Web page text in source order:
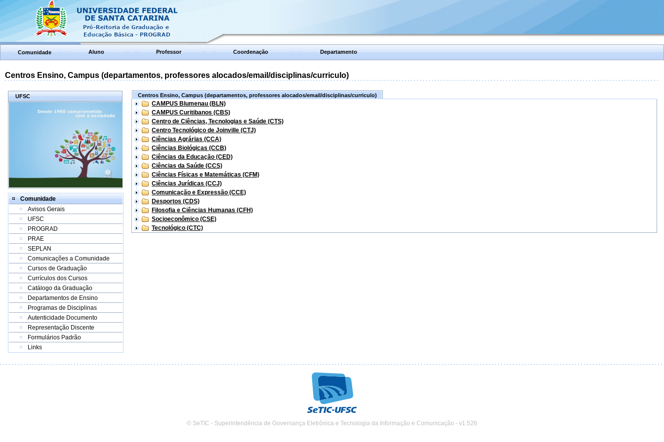
Comunidade Aluno Professor Coordenação Departamento
Centros Ensino, Campus (departamentos, professores alocados/email/disciplinas/curriculo)
UFSC
Comunidade
Avisos Gerais
UFSC
PROGRAD
PRAE
SEPLAN
Comunicações a Comunidade
Cursos de Graduação
Currículos dos Cursos
Catálogo da Graduação
Departamentos de Ensino
Programas de Disciplinas
Autenticidade Documento
Representação Discente
Formulários Padrão
Links
Centros Ensino, Campus (departamentos, professores alocados/email/disciplinas/curriculo)
CAMPUS Blumenau (BLN)
CAMPUS Curitibanos (CBS)
Centro de Ciências, Tecnologias e Saúde (CTS)
Centro Tecnológico de Joinville (CTJ)
Ciências Agrárias (CCA)
Ciências Biológicas (CCB)
Ciências da Educação (CED)
Ciências da Saúde (CCS)
Ciências Físicas e Matemáticas (CFM)
Ciências Jurídicas (CCJ)
Comunicação e Expressão (CCE)
Desportos (CDS)
Filosofia e Ciências Humanas (CFH)
Socioeconômico (CSE)
Tecnológico (CTC)
© SeTIC - Superintendência de Governança Eletrônica e Tecnologia da Informação e Comunicação - v1.526